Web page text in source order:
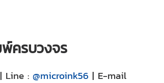
ครบวงจร
: @microink56 | E-mail